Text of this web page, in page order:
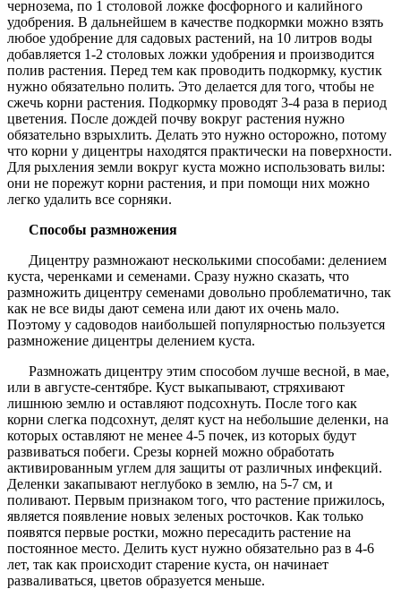
чернозема, по 1 столовой ложке фосфорного и калийного
удобрения. В дальнейшем в качестве подкормки можно взять
любое удобрение для садовых растений, на 10 литров воды
добавляется 1-2 столовых ложки удобрения и производится
полив растения. Перед тем как проводить подкормку, кустик
нужно обязательно полить. Это делается для того, чтобы не
сжечь корни растения. Подкормку проводят 3-4 раза в период
цветения. После дождей почву вокруг растения нужно
обязательно взрыхлить. Делать это нужно осторожно, потому
что корни у дицентры находятся практически на поверхности.
Для рыхления земли вокруг куста можно использовать вилы:
они не порежут корни растения, и при помощи них можно
легко удалить все сорняки.
Способы размножения
Дицентру размножают несколькими способами: делением
куста, черенками и семенами. Сразу нужно сказать, что
размножить дицентру семенами довольно проблематично, так
как не все виды дают семена или дают их очень мало.
Поэтому у садоводов наибольшей популярностью пользуется
размножение дицентры делением куста.
Размножать дицентру этим способом лучше весной, в мае,
или в августе-сентябре. Куст выкапывают, стряхивают
лишнюю землю и оставляют подсохнуть. После того как
корни слегка подсохнут, делят куст на небольшие деленки, на
которых оставляют не менее 4-5 почек, из которых будут
развиваться побеги. Срезы корней можно обработать
активированным углем для защиты от различных инфекций.
Деленки закапывают неглубоко в землю, на 5-7 см, и
поливают. Первым признаком того, что растение прижилось,
является появление новых зеленых росточков. Как только
появятся первые ростки, можно пересадить растение на
постоянное место. Делить куст нужно обязательно раз в 4-6
лет, так как происходит старение куста, он начинает
разваливаться, цветов образуется меньше.